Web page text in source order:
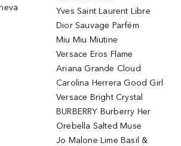
Yves Saint Laurent Libre
Dior Sauvage Parfém
Miu Miu Miutine
Versace Eros Flame
Ariana Grande Cloud
Carolina Herrera Good Girl
Versace Bright Crystal
BURBERRY Burberry Her
Orebella Salted Muse
Jo Malone Lime Basil &